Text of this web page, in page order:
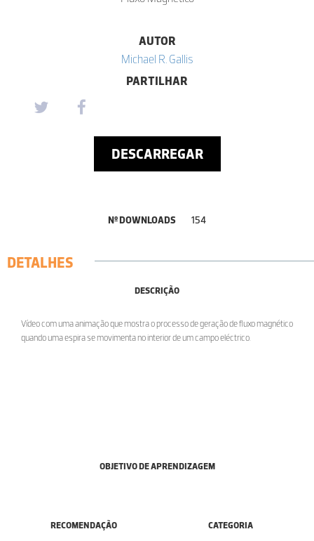
AUTOR
Michael R. Gallis
PARTILHAR
DESCARREGAR
Nº DOWNLOADS 154
DETALHES
DESCRIÇÃO
Vídeo com uma animação que mostra o processo de geração de fluxo magnético
quando uma espira se movimenta no interior de um campo eléctrico.
OBJETIVO DE APRENDIZAGEM
RECOMENDAÇÃO CATEGORIA